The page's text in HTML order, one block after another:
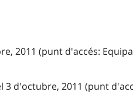
2011 (punt d'accés:
3 d'octubre, 2011 (punt